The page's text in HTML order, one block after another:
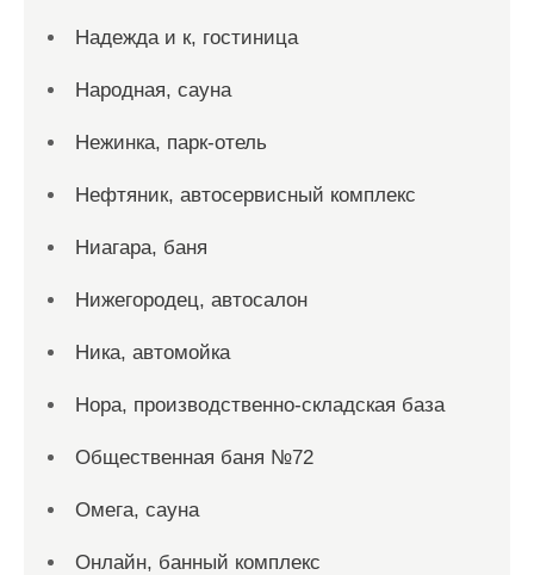
Надежда и к, гостиница
Народная, сауна
Нежинка, парк-отель
Нефтяник, автосервисный комплекс
Ниагара, баня
Нижегородец, автосалон
Ника, автомойка
Нора, производственно-складская база
Общественная баня №72
Омега, сауна
Онлайн, банный комплекс